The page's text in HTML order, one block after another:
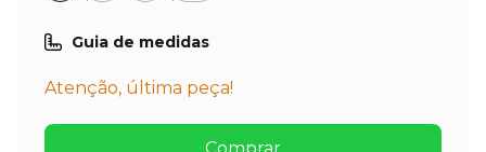
Guia de medidas
Atenção, última peça!